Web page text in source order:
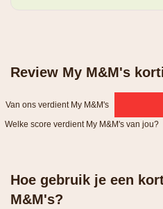
Review My M&M's
Van ons verdient My M&M's
Welke score verdient My M&M's van jou?
Hoe gebruik je een
M&M's?